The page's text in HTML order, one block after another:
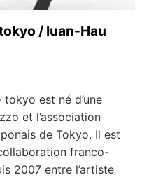
/ Iuan-Hau
est né d’une
et l’association
de Tokyo. Il est
franco-
2007 entre l’artiste